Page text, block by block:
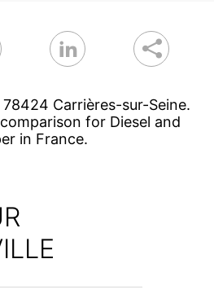
Carrières-sur-Seine.
for Diesel and
in France.